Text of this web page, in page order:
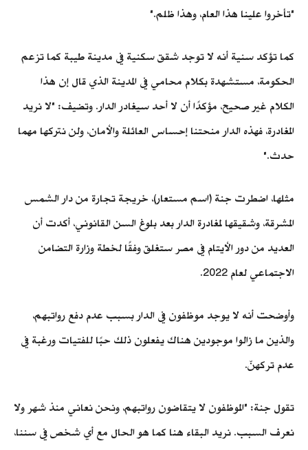
"تأخروا علينا هذا العام، وهذا ظلم."
كما تؤكد سنية أنه لا توجد شقق سكنية في مدينة طيبة كما تزعم
الحكومة، مستشهدة بكلام محامي في المدينة الذي قال إن هذا
الكلام غير صحيح، مؤكدًا أن لا أحد سيغادر الدار. وتضيف: "لا نريد
المغادرة، فهذه الدار منحتنا إحساس العائلة والأمان، ولن نتركها مهما
حدث."
مثلها، اضطرت جنة (اسم مستعار)، خريجة تجارة من دار الشمس
المشرقة، وشقيقها لمغادرة الدار بعد بلوغ السن القانوني، أكدت أن
العديد من دور الأيتام في مصر ستغلق وفقًا لخطة وزارة التضامن
الاجتماعي لعام 2022.
وأوضحت أنه لا يوجد موظفون في الدار بسبب عدم دفع رواتبهم،
والذين ما زالوا موجودين هناك يفعلون ذلك حبًا للفتيات ورغبة في
عدم تركهنّ.
تقول جنة: "الموظفون لا يتقاضون رواتبهم، ونحن نعاني منذ شهر ولا
نعرف السبب. نريد البقاء هنا كما هو الحال مع أي شخص في سننا،